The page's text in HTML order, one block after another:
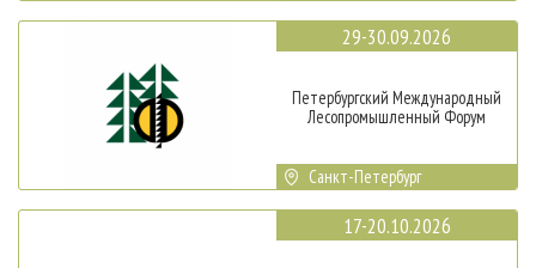
29-30.09.2026
Петербургский Международный
Лесопромышленный Форум
Санкт-Петербург
17-20.10.2026